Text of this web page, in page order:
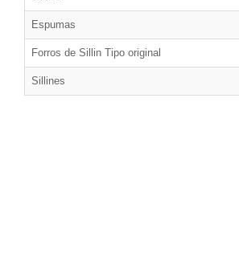
Espumas
Forros de Sillin Tipo original
Sillines